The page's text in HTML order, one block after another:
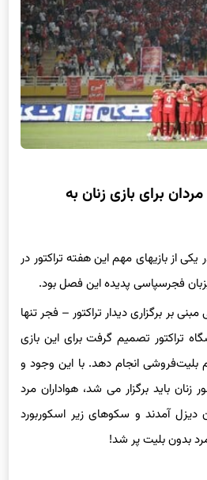
برای بازی زنان به
یکی از بازیهای مهم این هفته تراکتور در
فجرسپاسی پدیده این فصل بود.
بر برگزاری دیدار تراکتور – فجر تنها
تراکتور تصمیم گرفت برای این بازی
بلیت‌فروشی انجام دهد. با این وجود و
باید برگزار می شد، هواداران مرد
دیزل آمدند و سکوهای زیر اسکوربورد
بدون بلیت پر شد!